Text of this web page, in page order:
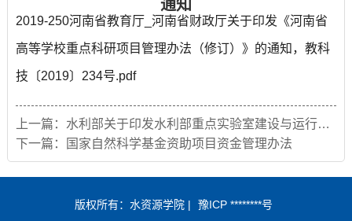
通知
2019-250河南省教育厅_河南省财政厅关于印发《河南省
高等学校重点科研项目管理办法（修订）》的通知，教科
技〔2019〕234号.pdf
上一篇： 水利部关于印发水利部重点实验室建设与运行管理办法的通知
下一篇：
国家自然科学基金资助项目资金管理办法
版权所有：水资源学院 |
豫ICP ********号